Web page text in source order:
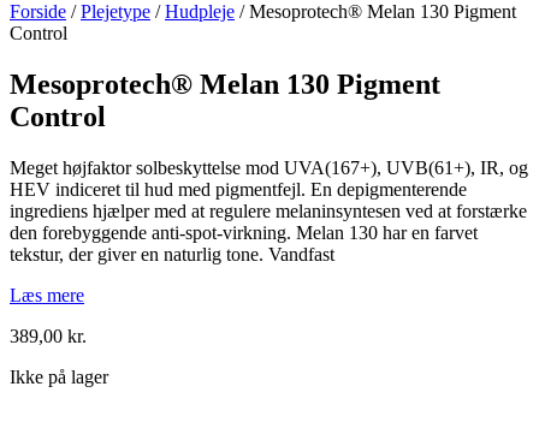
Forside /Plejetype /Hudpleje / Mesoprotech® Melan 130 Pigment
Control
Mesoprotech® Melan 130 Pigment
Control
Meget højfaktor solbeskyttelse mod UVA(167+), UVB(61+), IR, og
HEV indiceret til hud med pigmentfejl. En depigmenterende
ingrediens hjælper med at regulere melaninsyntesen ved at forstærke
den forebyggende anti-spot-virkning. Melan 130 har en farvet
tekstur, der giver en naturlig tone. Vandfast
Læs mere
389,00 kr.
Ikke på lager